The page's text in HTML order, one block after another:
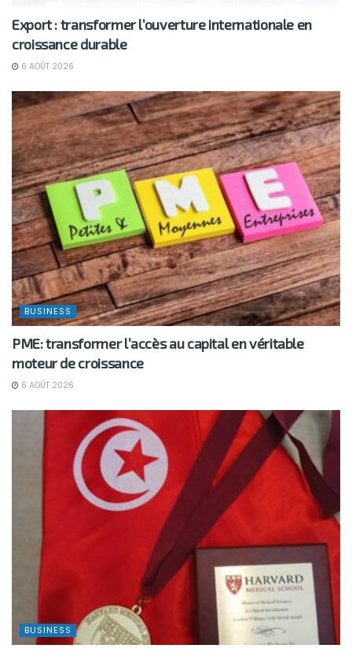
Export : transformer l’ouverture internationale en
croissance durable
6 AOÛT 2026
BUSINESS
PME: transformer l’accès au capital en véritable
moteur de croissance
6 AOÛT 2026
BUSINESS